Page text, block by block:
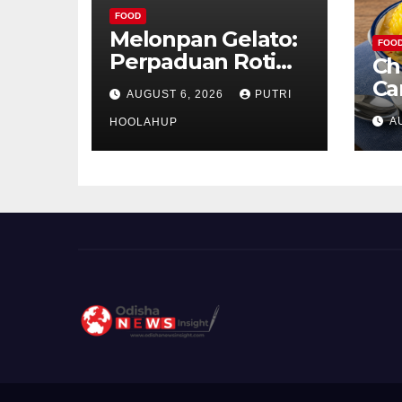
FOOD
Melonpan Gelato:
Perpaduan Roti
Renyah dan Es
Krim Lembut yang
Menggoda
AUGUST 6, 2026 PUTRI
HOOLAHUP